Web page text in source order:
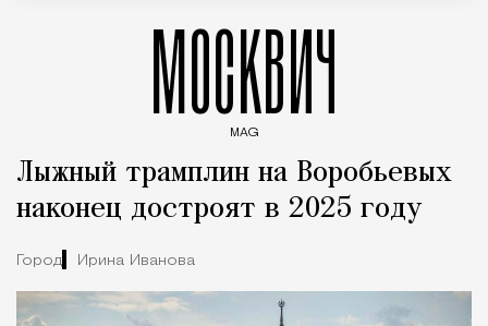
МОСКВИЧ
MAG
Лыжный трамплин на Воробьевых
наконец достроят в 2025 году
Город Ирина Иванова